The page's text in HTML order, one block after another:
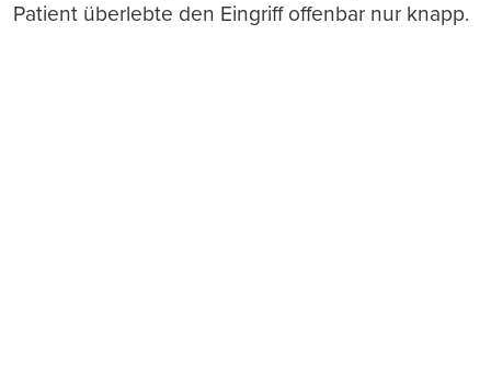
Patient überlebte den Eingriff offenbar nur knapp.